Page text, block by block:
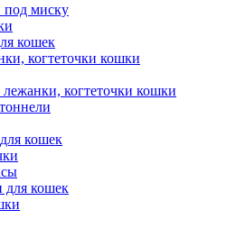
под миску
кошек
когтеточки кошки
когтеточки кошки
кошек
для кошек